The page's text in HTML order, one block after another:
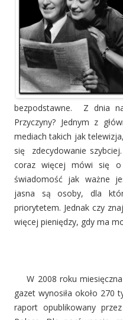
bezpodstawne. Z dnia
Przyczyny? Jednym z
mediach takich jak
się zdecydowanie
coraz więcej mówi się o
świadomość jak ważne
jasna są osoby, dla
priorytetem. Jednak czy
więcej pieniędzy, gdy ma
W 2008 roku miesięczna
gazet wynosiła około 270
raport opublikowany